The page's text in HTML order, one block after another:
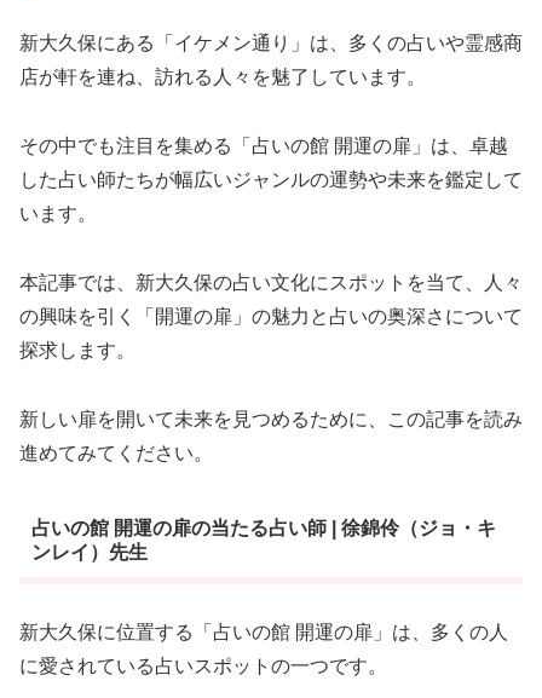
新大久保にある「イケメン通り」は、多くの占いや霊感商
店が軒を連ね、訪れる人々を魅了しています。
その中でも注目を集める「占いの館 開運の扉」は、卓越
した占い師たちが幅広いジャンルの運勢や未来を鑑定して
います。
本記事では、新大久保の占い文化にスポットを当て、人々
の興味を引く「開運の扉」の魅力と占いの奥深さについて
探求します。
新しい扉を開いて未来を見つめるために、この記事を読み
進めてみてください。
占いの館 開運の扉の当たる占い師 | 徐錦伶（ジョ・キ
ンレイ）先生
新大久保に位置する「占いの館 開運の扉」は、多くの人
に愛されている占いスポットの一つです。